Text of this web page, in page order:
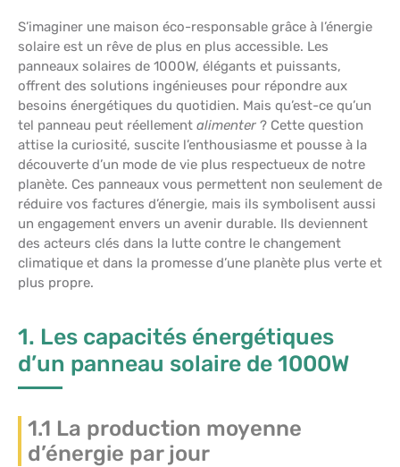
S’imaginer une maison éco-responsable grâce à l’énergie
solaire est un rêve de plus en plus accessible. Les
panneaux solaires de 1000W, élégants et puissants,
offrent des solutions ingénieuses pour répondre aux
besoins énergétiques du quotidien. Mais qu’est-ce qu’un
tel panneau peut réellement alimenter ? Cette question
attise la curiosité, suscite l’enthousiasme et pousse à la
découverte d’un mode de vie plus respectueux de notre
planète. Ces panneaux vous permettent non seulement de
réduire vos factures d’énergie, mais ils symbolisent aussi
un engagement envers un avenir durable. Ils deviennent
des acteurs clés dans la lutte contre le changement
climatique et dans la promesse d’une planète plus verte et
plus propre.
1. Les capacités énergétiques
d’un panneau solaire de 1000W
1.1 La production moyenne
d’énergie par jour